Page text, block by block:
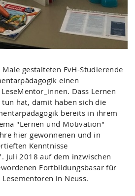
gestalteten EvH-Studierende
einen
Dass Lernen
hat, damit haben sich die
bereits in ihrem
"Lernen und Motivation"
hier gewonnenen und in
Kenntnisse
Juli 2018 auf dem inzwischen
Fortbildungsbasar für
in Neuss.